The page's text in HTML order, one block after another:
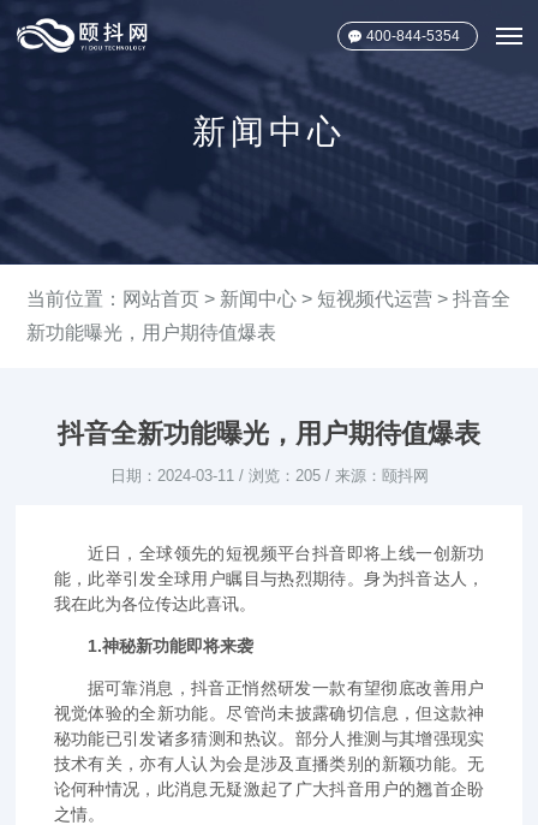
400-844-5354
新闻中心
当前位置： 网站首页 > 新闻中心 > 短视频代运营 > 抖音全
新功能曝光，用户期待值爆表
抖音全新功能曝光，用户期待值爆表
日期：2024-03-11 / 浏览：205 / 来源：颐抖网
近日，全球领先的短视频平台抖音即将上线一创新功
能，此举引发全球用户瞩目与热烈期待。身为抖音达人，
我在此为各位传达此喜讯。
1.神秘新功能即将来袭
据可靠消息，抖音正悄然研发一款有望彻底改善用户
视觉体验的全新功能。尽管尚未披露确切信息，但这款神
秘功能已引发诸多猜测和热议。部分人推测与其增强现实
技术有关，亦有人认为会是涉及直播类别的新颖功能。无
论何种情况，此消息无疑激起了广大抖音用户的翘首企盼
之情。